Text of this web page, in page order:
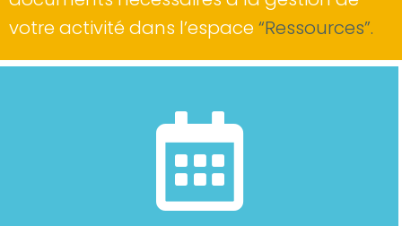
votre activité dans l’espace“Ressources”.